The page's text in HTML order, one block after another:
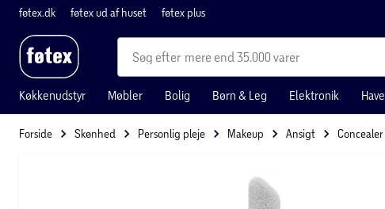
føtex.dk føtex ud af huset føtex plus
mere end 35.000 varer
Køkkenudstyr Møbler Bolig Børn & Leg Elektronik Have
Forside Skønhed Personlig pleje Makeup Ansigt Concealer